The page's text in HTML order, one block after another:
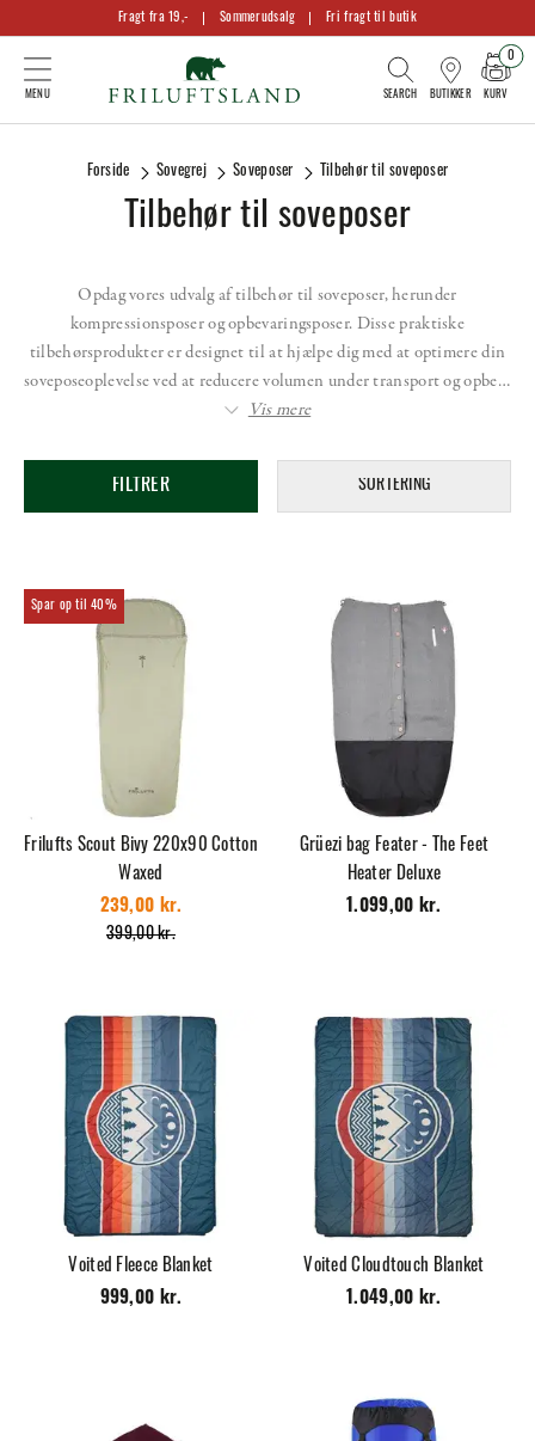
Fragt fra 19,- Sommerudsalg Fri fragt til butik
BUTIKKER KURV
0
Tilbehør til soveposer
Forside Sovegrej Soveposer Tilbehør til soveposer
Opdag vores udvalg af tilbehør til soveposer, herunder
kompressionsposer og opbevaringsposer. Disse praktiske
tilbehørsprodukter er designet til at hjælpe dig med at optimere din
soveposeoplevelse ved at reducere volumen under transport og opbe…
Vis mere
FILTRER SORTERING
40%
Frilufts Scout Bivy 220x90 Cotton
Waxed
399,00 kr.
239,00 kr.
Grüezi bag Feater - The Feet
Heater Deluxe
1.099,00 kr.
Voited Fleece Blanket
999,00 kr.
Voited Cloudtouch Blanket
1.049,00 kr.